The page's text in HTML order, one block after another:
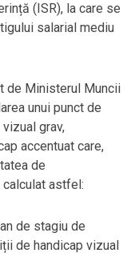
(ISR), la care se
salarial mediu
de Ministerul Muncii
unui punct de
grav,
accentuat care,
de
astfel:
de stagiu de
de handicap vizual